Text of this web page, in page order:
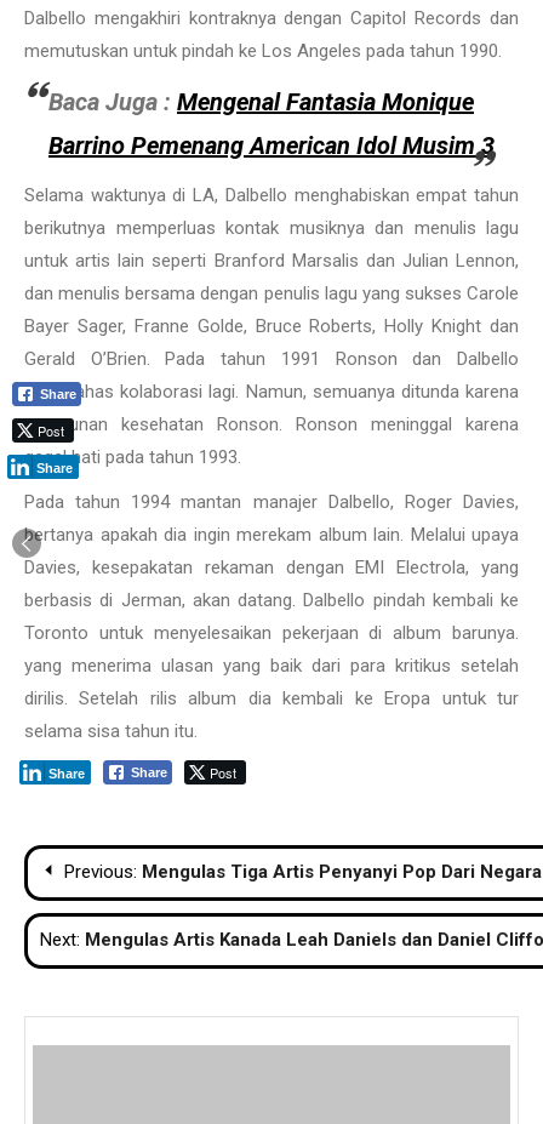
Dalbello mengakhiri kontraknya dengan Capitol Records dan
memutuskan untuk pindah ke Los Angeles pada tahun 1990.
Baca Juga : Mengenal Fantasia Monique
Barrino Pemenang American Idol Musim 3
Selama waktunya di LA, Dalbello menghabiskan empat tahun
berikutnya memperluas kontak musiknya dan menulis lagu
untuk artis lain seperti Branford Marsalis dan Julian Lennon,
dan menulis bersama dengan penulis lagu yang sukses Carole
Bayer Sager, Franne Golde, Bruce Roberts, Holly Knight dan
Gerald O’Brien. Pada tahun 1991 Ronson dan Dalbello
membahas kolaborasi lagi. Namun, semuanya ditunda karena
penurunan kesehatan Ronson. Ronson meninggal karena
gagal hati pada tahun 1993.
Pada tahun 1994 mantan manajer Dalbello, Roger Davies,
bertanya apakah dia ingin merekam album lain. Melalui upaya
Davies, kesepakatan rekaman dengan EMI Electrola, yang
berbasis di Jerman, akan datang. Dalbello pindah kembali ke
Toronto untuk menyelesaikan pekerjaan di album barunya.
yang menerima ulasan yang baik dari para kritikus setelah
dirilis. Setelah rilis album dia kembali ke Eropa untuk tur
selama sisa tahun itu.
Share Post
Share
Navigasi
pos
Previous: Mengulas Tiga Artis Penyanyi Pop Dari
Next: Mengulas Artis Kanada Leah Daniels dan Daniel
Share
Post
Share